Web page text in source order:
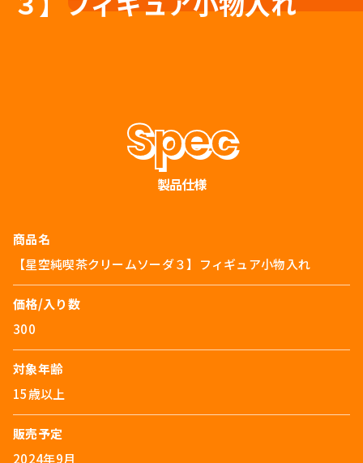
製品仕様
商品名
【星空純喫茶クリームソーダ３】フィギュア小物入れ
価格/入り数
300
対象年齢
15歳以上
販売予定
2024年9月